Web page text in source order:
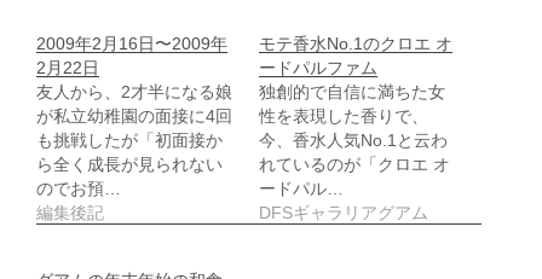
さ
い
(
新
し
い
ウ
ィ
ン
ド
ウ
で
開
す
)
2009年2月16日〜2009年
2月22日
友人から、2才半になる娘
が私立幼稚園の面接に4回
も挑戦したが「初面接か
ら全く成長が見られない
のでお預…
編集後記
モテ香水No.1のクロエ オ
ードパルファム
独創的で自信に満ちた女
性を表現した香りで、
今、香水人気No.1と云わ
れているのが「クロエ オ
ードパル…
DFSギャラリアグアム